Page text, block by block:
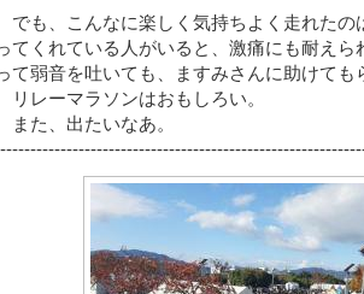
でも、こんなに楽しく気持ちよく走れたの
てくれている人がいると、激痛にも耐え
て弱音を吐いても、ますみさんに助けても
リレーマラソンはおもしろい。
また、出たいなあ。